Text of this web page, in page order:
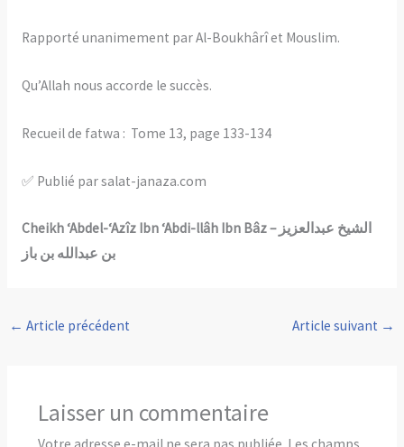
Rapporté unanimement par Al-Boukhârî et Mouslim.
Qu’Allah nous accorde le succès.
Recueil de fatwa : Tome 13, page 133-134
✅ Publié par salat-janaza.com
Cheikh ‘Abdel-‘Azîz Ibn ‘Abdi-llâh Ibn Bâz – الشيخ عبدالعزيز
بن عبدالله بن باز
← Article précédent Article suivant →
Laisser un commentaire